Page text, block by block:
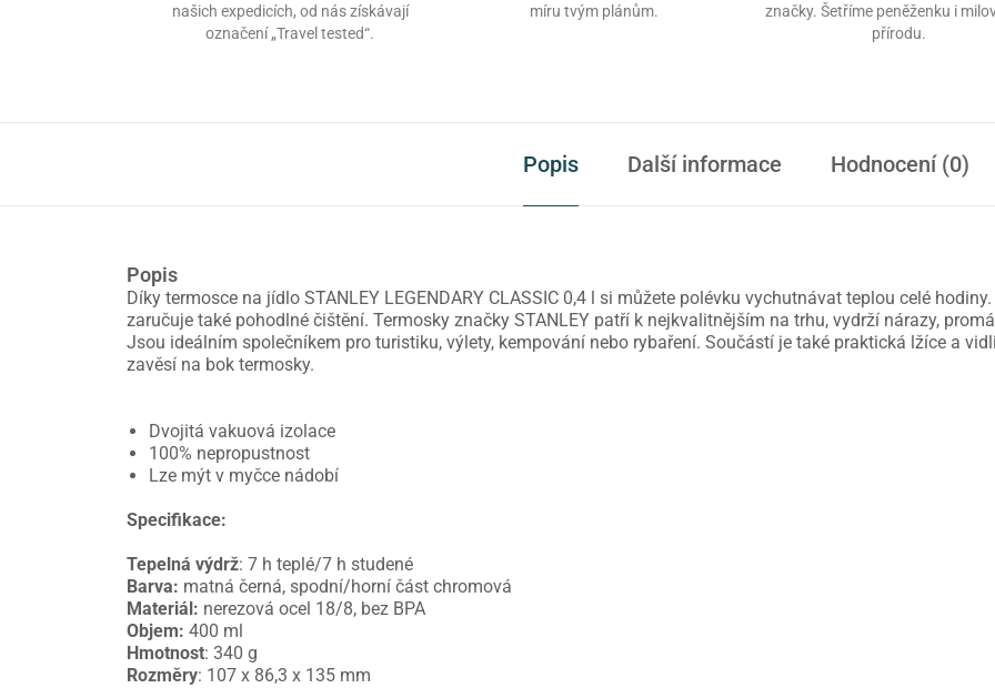
našich expedicích, od nás získávají
označení „Travel tested“.
míru tvým plánům.
značky. Šetříme peněženku i
přírodu.
Popis Další informace Hodnocení (0)
Popis
Díky termosce na jídlo STANLEY LEGENDARY CLASSIC 0,4 l si můžete polévku vychutnávat teplou celé
zaručuje také pohodlné čištění. Termosky značky STANLEY patří k nejkvalitnějším na trhu, vydrží nárazy,
Jsou ideálním společníkem pro turistiku, výlety, kempování nebo rybaření. Součástí je také praktická lžíce a
zavěsí na bok termosky.
Dvojitá vakuová izolace
100% nepropustnost
Lze mýt v myčce nádobí
Specifikace:
Tepelná výdrž: 7 h teplé/7 h studené
Barva: matná černá, spodní/horní část chromová
Materiál: nerezová ocel 18/8, bez BPA
Objem: 400 ml
Hmotnost: 340 g
Rozměry: 107 x 86,3 x 135 mm